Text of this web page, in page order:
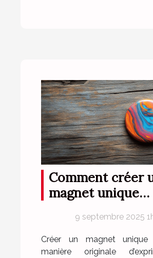
Comment créer
magnet unique
votre style ?
9 septembre 2025
Créer un magnet
manière originale